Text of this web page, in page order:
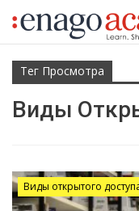
Тег Просмотра
Виды
Виды открытого